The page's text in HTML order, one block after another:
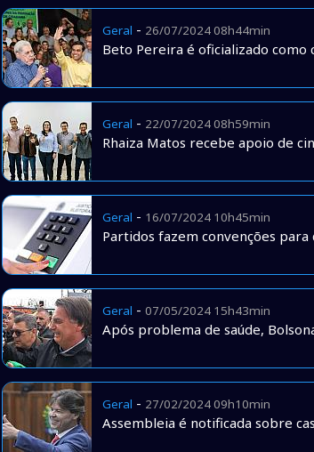
Geral - 26/07/2024 08h44min
Beto Pereira é oficializado como
Geral - 22/07/2024 08h59min
Rhaiza Matos recebe apoio de
Geral - 16/07/2024 10h45min
Partidos fazem convenções
Geral - 07/05/2024 15h43min
Após problema de saúde,
Geral - 27/02/2024 09h10min
Assembleia é notificada sobre